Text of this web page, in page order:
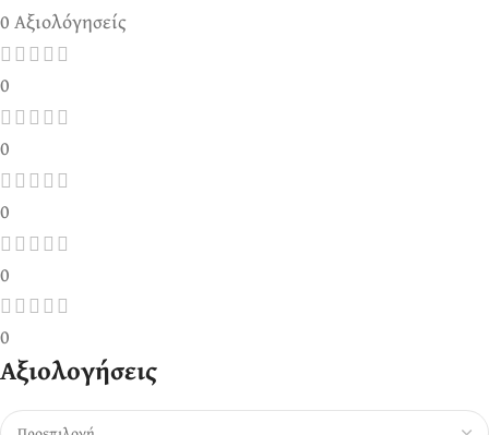
0 Αξιολόγησείς
0
0
0
0
0
Αξιολογήσεις